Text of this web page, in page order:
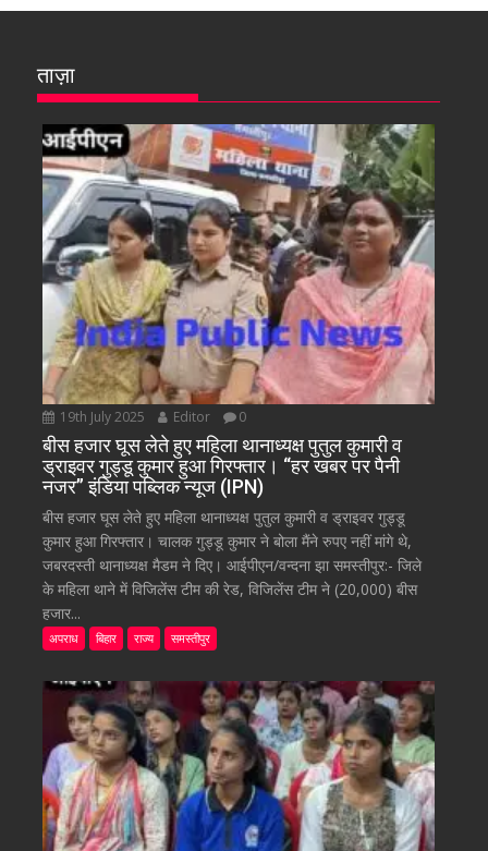
ताज़ा
19th July 2025 Editor 0
बीस हजार घूस लेते हुए महिला थानाध्यक्ष पुतुल कुमारी व
ड्राइवर गुड्डू कुमार हुआ गिरफ्तार। “हर खबर पर पैनी
नजर” इंडिया पब्लिक न्यूज (IPN)
बीस हजार घूस लेते हुए महिला थानाध्यक्ष पुतुल कुमारी व ड्राइवर गुड्डू
कुमार हुआ गिरफ्तार। चालक गुड्डू कुमार ने बोला मैंने रुपए नहीं मांगे थे,
जबरदस्ती थानाध्यक्ष मैडम ने दिए। आईपीएन/वन्दना झा समस्तीपुर:- जिले
के महिला थाने में विजिलेंस टीम की रेड, विजिलेंस टीम ने (20,000) बीस
हजार...
अपराध बिहार राज्य समस्तीपुर